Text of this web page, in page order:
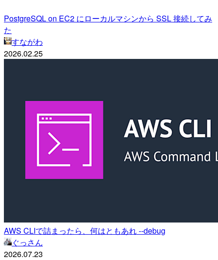
PostgreSQL on EC2 にローカルマシンから SSL 接続してみ
た
すながわ
2026.02.25
AWS CLIで詰まったら、何はともあれ --debug
ぐっさん
2026.07.23